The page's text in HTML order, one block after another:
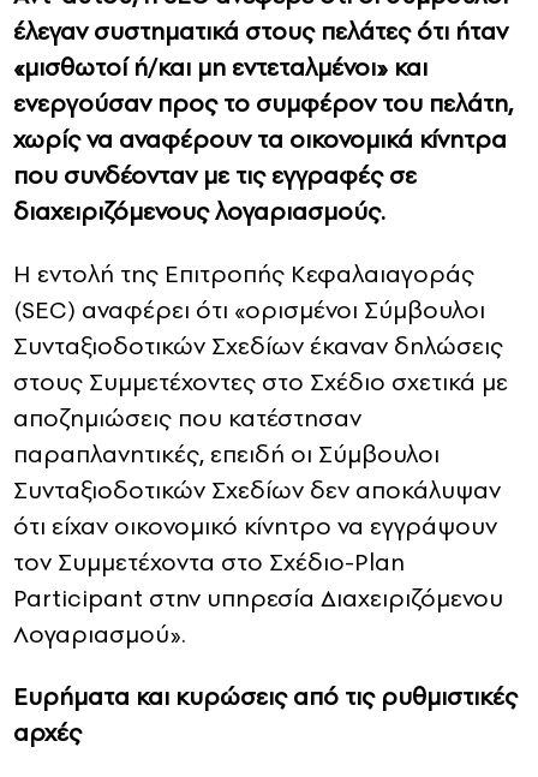
έλεγαν συστηματικά στους πελάτες ότι ήταν
«μισθωτοί ή/και μη εντεταλμένοι» και
ενεργούσαν προς το συμφέρον του πελάτη,
χωρίς να αναφέρουν τα οικονομικά κίνητρα
που συνδέονταν με τις εγγραφές σε
διαχειριζόμενους λογαριασμούς.
Η εντολή της Επιτροπής Κεφαλαιαγοράς
(SEC) αναφέρει ότι «ορισμένοι Σύμβουλοι
Συνταξιοδοτικών Σχεδίων έκαναν δηλώσεις
στους Συμμετέχοντες στο Σχέδιο σχετικά με
αποζημιώσεις που κατέστησαν
παραπλανητικές, επειδή οι Σύμβουλοι
Συνταξιοδοτικών Σχεδίων δεν αποκάλυψαν
ότι είχαν οικονομικό κίνητρο να εγγράψουν
τον Συμμετέχοντα στο Σχέδιο-Plan
Participant στην υπηρεσία Διαχειριζόμενου
Λογαριασμού».
Ευρήματα και κυρώσεις από τις ρυθμιστικές
αρχές